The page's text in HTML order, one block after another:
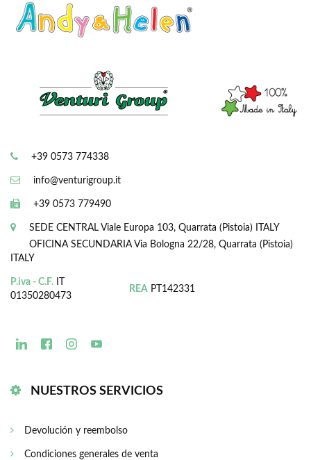
+39 0573 774338
info@venturigroup.it
+39 0573 779490
SEDE CENTRAL Viale Europa 103, Quarrata (Pistoia) ITALY
OFICINA SECUNDARIAVia Bologna 22/28, Quarrata (Pistoia)
ITALY
P.iva - C.F.
01350280473
REA PT142331
NUESTROS SERVICIOS
Devolución y reembolso
Condiciones generales de venta